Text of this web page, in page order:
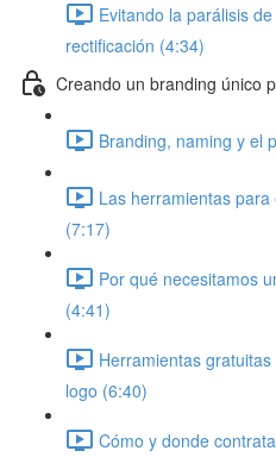
Evitando la parálisis
rectificación (4:34)
Creando un branding único
Branding, naming y el
Las herramientas
(7:17)
Por qué necesitamos
(4:41)
Herramientas
logo (6:40)
Cómo y donde